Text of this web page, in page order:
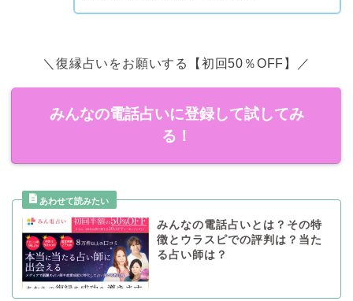
＼復縁占いをお願いする【初回50％OFF】／
みんなの電話占いに登録して試してみ
る！
みんなの電話占いとは？その特
徴とウラスピでの評判は？当た
る占い師は？